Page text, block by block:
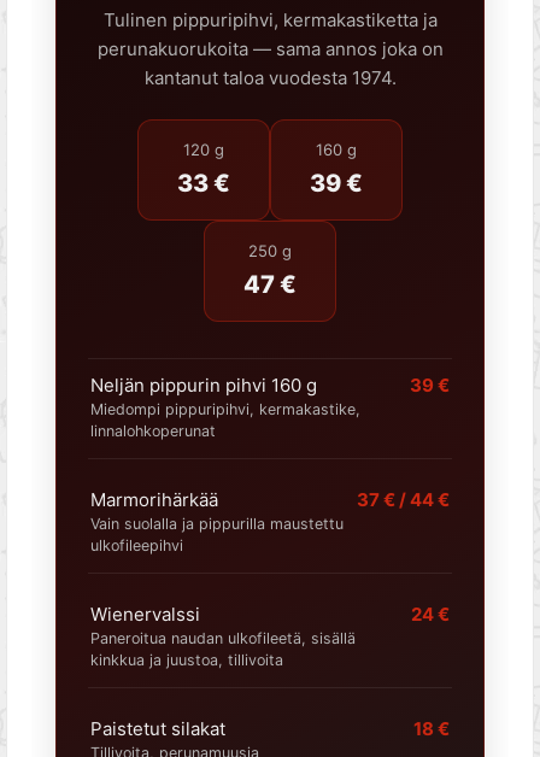
Tulinen pippuripihvi, kermakastiketta ja
perunakuorukoita — sama annos joka on
kantanut taloa vuodesta 1974.
120 g
33 €
160 g
39 €
250 g
47 €
Neljän pippurin pihvi 160 g
Miedompi pippuripihvi, kermakastike,
linnalohkoperunat
39 €
Marmorihärkää
Vain suolalla ja pippurilla maustettu
ulkofileepihvi
37 € / 44 €
Wienervalssi
Paneroitua naudan ulkofileetä, sisällä
kinkkua ja juustoa, tillivoita
24 €
Paistetut silakat
Tillivoita, perunamuusia
18 €